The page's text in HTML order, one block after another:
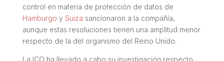
control en materia de protección de datos de
Hamburgo y Suiza sancionaron a la compañía,
aunque estas resoluciones tienen una amplitud menor
respecto de la del organismo del Reino Unido.
La ICO ha llevado a cabo su investigación respecto